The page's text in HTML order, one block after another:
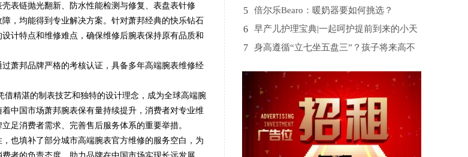
表链抛光翻新、防水性能检测与修复、表盘表针修
，均能得到专业解决方案。针对萧邦经典的快乐钻石
计特点和维修难点，确保维修后腕表保持原有品质和
萧邦品牌严格的考核认证，具备多年高端腕表维修经
精湛的制表技艺和独特的设计理念，成为全球高端腕
中国市场萧邦腕表保有量持续提升，消费者对专业维
足消费者需求、完善售后服务体系的重要举措。
也填补了部分城市高端腕表官方维修的服务空白，为
5 倍尔乐Bearo：暖奶器要如何挑选？
6 早产儿护理宝典|一起呵护提前到来的小天
7 身高遵循“立七坐五盘三”？孩子将来高不
9 再不戒掉，血糖或“黏如粥”
空调双寡头格局裂开一条缝隙 飞利浦空调